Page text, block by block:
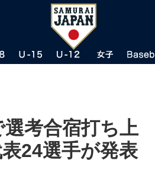
考合宿打ち上
24選手が発表